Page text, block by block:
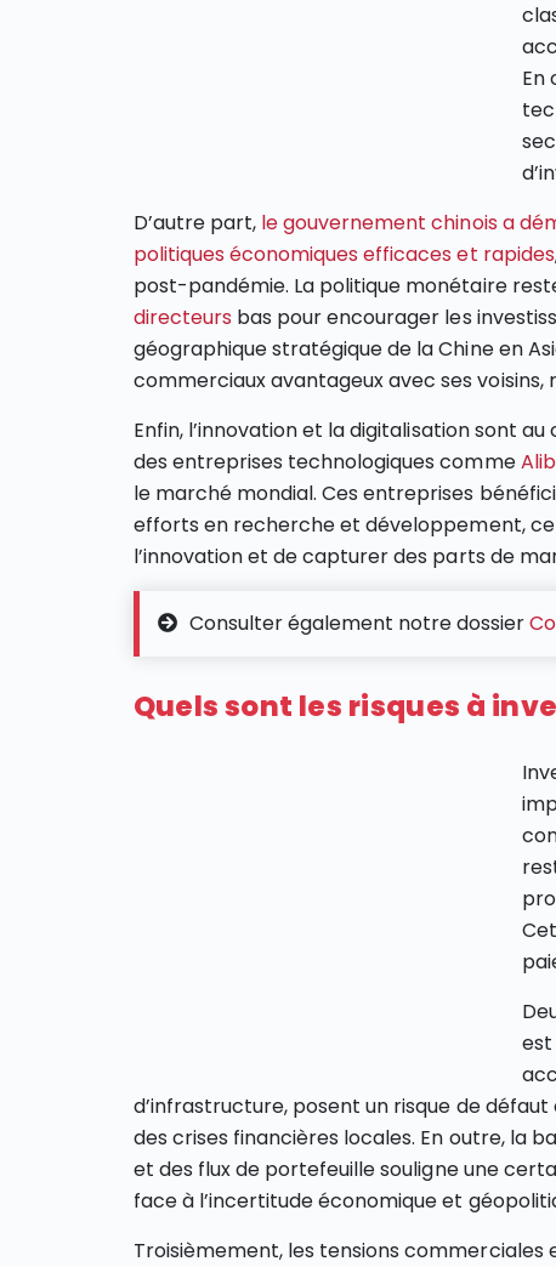
En
D’autre part, le gouvernement chinois a
politiques économiques efficaces et rapides
post-pandémie. La politique monétaire
directeurs bas pour encourager les
géographique stratégique de la Chine en
commerciaux avantageux avec ses
Enfin, l’innovation et la digitalisation sont
des entreprises technologiques comme
le marché mondial. Ces entreprises
efforts en recherche et développement,
l’innovation et de capturer des parts de
Consulter également notre dossier
Quels sont les risques à
d’infrastructure, posent un risque de
des crises financières locales. En outre, la
et des flux de portefeuille souligne une
face à l’incertitude économique et
Troisièmement, les tensions